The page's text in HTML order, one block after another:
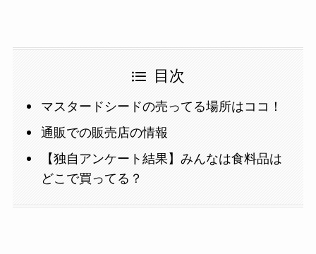
目次
マスタードシードの売ってる場所はココ！
通販での販売店の情報
【独自アンケート結果】みんなは食料品は
どこで買ってる？